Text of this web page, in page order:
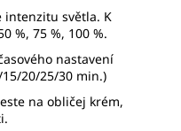
intenzitu světla. K
%, 75 %, 100 %.
nastavení
20/25/30 min.)
na obličej krém,